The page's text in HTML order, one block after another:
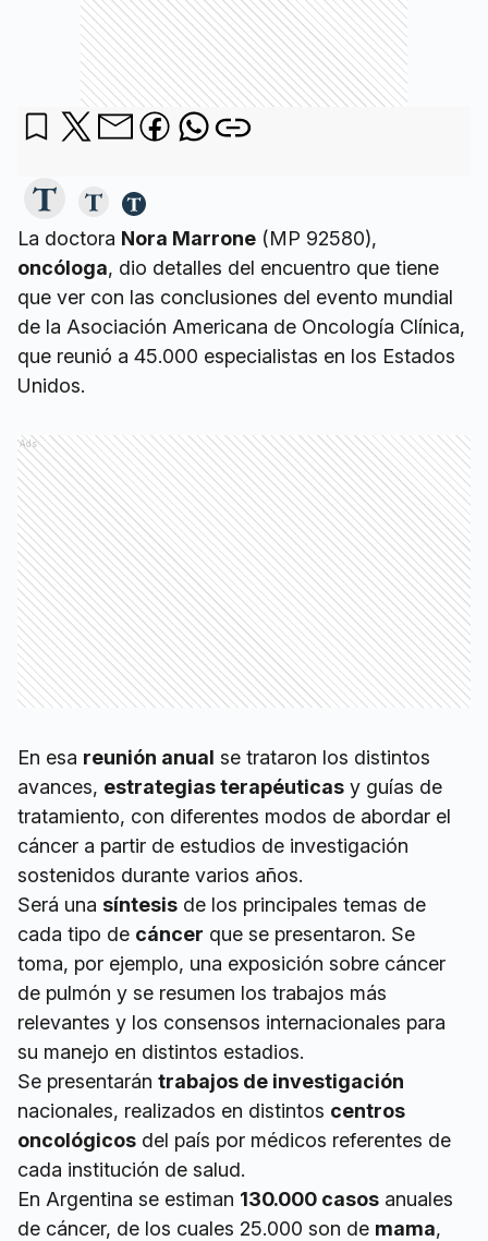
La doctora Nora Marrone (MP 92580),
oncóloga, dio detalles del encuentro que tiene
que ver con las conclusiones del evento mundial
de la Asociación Americana de Oncología Clínica,
que reunió a 45.000 especialistas en los Estados
Unidos.
Ads
En esa reunión anual se trataron los distintos
avances, estrategias terapéuticas y guías de
tratamiento, con diferentes modos de abordar el
cáncer a partir de estudios de investigación
sostenidos durante varios años.
Será una síntesis de los principales temas de
cada tipo de cáncer que se presentaron. Se
toma, por ejemplo, una exposición sobre cáncer
de pulmón y se resumen los trabajos más
relevantes y los consensos internacionales para
su manejo en distintos estadios.
Se presentarán trabajos de investigación
nacionales, realizados en distintos centros
oncológicos del país por médicos referentes de
cada institución de salud.
En Argentina se estiman 130.000 casos anuales
de cáncer, de los cuales 25.000 son de mama,